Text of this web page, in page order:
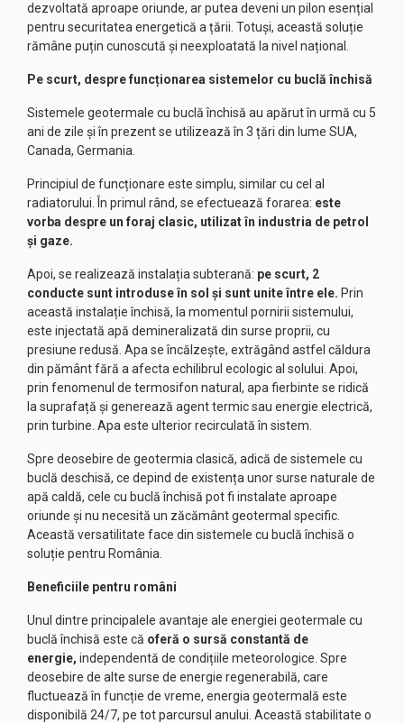
dezvoltată aproape oriunde, ar putea deveni un pilon esențial
pentru securitatea energetică a țării. Totuși, această soluție
rămâne puțin cunoscută și neexploatată la nivel național.
Pe scurt, despre funcționarea sistemelor cu buclă închisă
Sistemele geotermale cu buclă închisă au apărut în urmă cu 5
ani de zile și în prezent se utilizează în 3 țări din lume SUA,
Canada, Germania.
Principiul de funcționare este simplu, similar cu cel al
radiatorului. În primul rând, se efectuează forarea: este
vorba despre un foraj clasic, utilizat în industria de petrol
și gaze.
Apoi, se realizează instalația subterană: pe scurt, 2
conducte sunt introduse în sol și sunt unite între ele. Prin
această instalație închisă, la momentul pornirii sistemului,
este injectată apă demineralizată din surse proprii, cu
presiune redusă. Apa se încălzește, extrăgând astfel căldura
din pământ fără a afecta echilibrul ecologic al solului. Apoi,
prin fenomenul de termosifon natural, apa fierbinte se ridică
la suprafață și generează agent termic sau energie electrică,
prin turbine. Apa este ulterior recirculată în sistem.
Spre deosebire de geotermia clasică, adică de sistemele cu
buclă deschisă, ce depind de existența unor surse naturale de
apă caldă, cele cu buclă închisă pot fi instalate aproape
oriunde și nu necesită un zăcământ geotermal specific.
Această versatilitate face din sistemele cu buclă închisă o
soluție pentru România.
Beneficiile pentru români
Unul dintre principalele avantaje ale energiei geotermale cu
buclă închisă este că oferă o sursă constantă de
energie, independentă de condițiile meteorologice. Spre
deosebire de alte surse de energie regenerabilă, care
fluctuează în funcție de vreme, energia geotermală este
disponibilă 24/7, pe tot parcursul anului. Această stabilitate o